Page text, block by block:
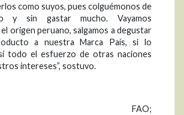
como suyos, pues colguémonos de
y sin gastar mucho. Vayamos
origen peruano, salgamos a degustar
a nuestra Marca País, si lo
todo el esfuerzo de otras naciones
intereses”, sostuvo.